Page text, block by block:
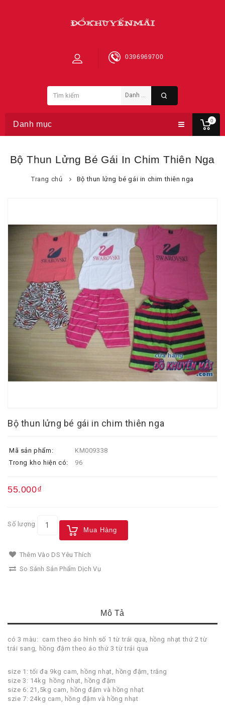
0
0396969700
Danh mục
Bộ Thun Lửng Bé Gái In Chim Thiên Nga
Trang chủ Bộ thun lửng bé gái in chim thiên nga
Bộ thun lửng bé gái in chim thiên nga
Mã sản phẩm:
KM009338
Trong kho hiện có:
96
55.000₫
Số lượng
Mua Hàng
Thêm Vào DS Yêu Thích
So Sánh Sản Phẩm Dịch Vụ
Mô Tả
có 3 màu: cam theo áo hình số 1 từ trái qua, hồng nhạt thứ 2 từ
trái sang, hồng đậm theo áo thứ 3 từ trái qua
size 1: tối đa 9kg cam, hồng nhạt, hồng đậm, trắng
size 3: 14kg hồng nhạt, hồng đậm
size 6: 21,5kg cam, hồng đậm và hồng nhạt
szie 7: 24kg cam, hồng đậm và hồng nhạt